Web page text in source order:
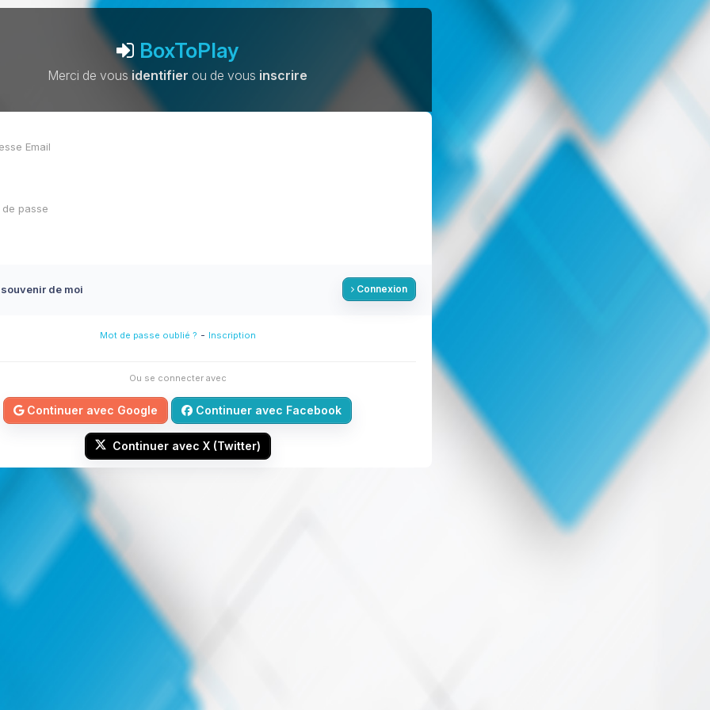
BoxToPlay
Merci de vousidentifier ou de vous inscrire
de moi Connexion
Mot de passe oublié ? - Inscription
Ou se connecter avec
Continuer avec Google Continuer avec Facebook
Continuer avec X (Twitter)